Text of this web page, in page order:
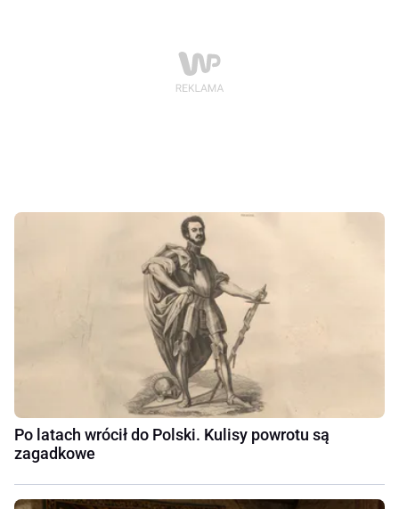
Po latach wrócił do Polski. Kulisy powrotu są
zagadkowe